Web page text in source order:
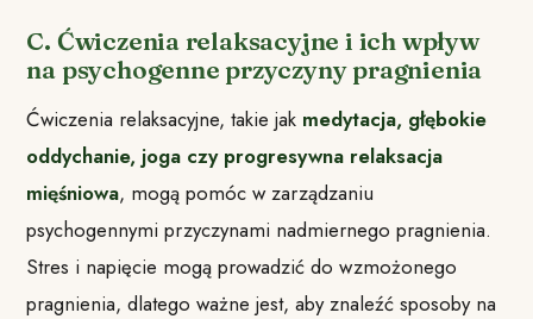
C. Ćwiczenia relaksacyjne i ich wpływ
na psychogenne przyczyny pragnienia
Ćwiczenia relaksacyjne, takie jak medytacja, głębokie
oddychanie, joga czy progresywna relaksacja
mięśniowa, mogą pomóc w zarządzaniu
psychogennymi przyczynami nadmiernego pragnienia.
Stres i napięcie mogą prowadzić do wzmożonego
pragnienia, dlatego ważne jest, aby znaleźć sposoby na